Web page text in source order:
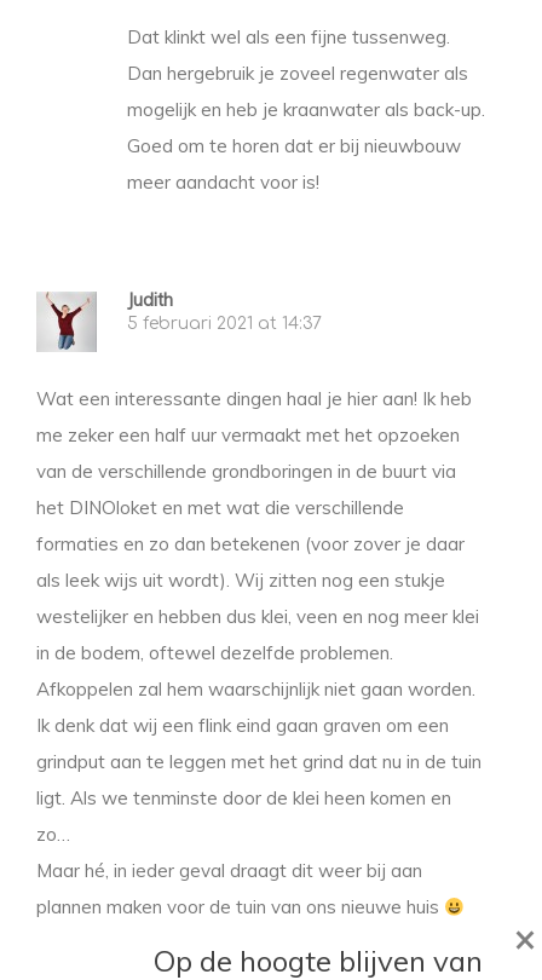
Dat klinkt wel als een fijne tussenweg.
Dan hergebruik je zoveel regenwater als
mogelijk en heb je kraanwater als back-up.
Goed om te horen dat er bij nieuwbouw
meer aandacht voor is!
Judith
5 februari 2021 at 14:37
Wat een interessante dingen haal je hier aan! Ik heb
me zeker een half uur vermaakt met het opzoeken
van de verschillende grondboringen in de buurt via
het DINOloket en met wat die verschillende
formaties en zo dan betekenen (voor zover je daar
als leek wijs uit wordt). Wij zitten nog een stukje
westelijker en hebben dus klei, veen en nog meer klei
in de bodem, oftewel dezelfde problemen.
Afkoppelen zal hem waarschijnlijk niet gaan worden.
Ik denk dat wij een flink eind gaan graven om een
grindput aan te leggen met het grind dat nu in de tuin
ligt. Als we tenminste door de klei heen komen en
zo…
Maar hé, in ieder geval draagt dit weer bij aan
plannen maken voor de tuin van ons nieuwe huis
Op de hoogte blijven van
×